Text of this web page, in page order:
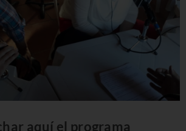
aquí el programa